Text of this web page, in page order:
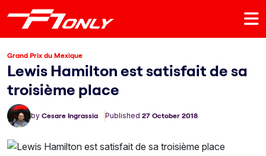
Grand Prix du Mexique
Lewis Hamilton est satisfait de sa
troisième place
by Cesare Ingrassia Published 27 October 2018